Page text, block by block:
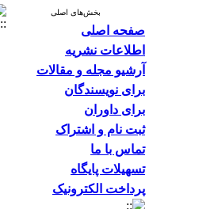
بخش‌های اصلی
صفحه اصلی
اطلاعات نشریه
آرشیو مجله و مقالات
برای نویسندگان
برای داوران
ثبت نام و اشتراک
تماس با ما
تسهیلات پایگاه
پرداخت الکترونیک